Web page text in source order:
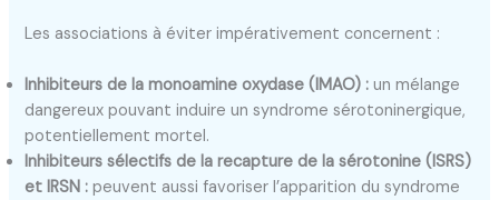
Les associations à éviter impérativement concernent :
Inhibiteurs de la monoamine oxydase (IMAO) : un mélange
dangereux pouvant induire un syndrome sérotoninergique,
potentiellement mortel.
Inhibiteurs sélectifs de la recapture de la sérotonine (ISRS)
et IRSN : peuvent aussi favoriser l’apparition du syndrome